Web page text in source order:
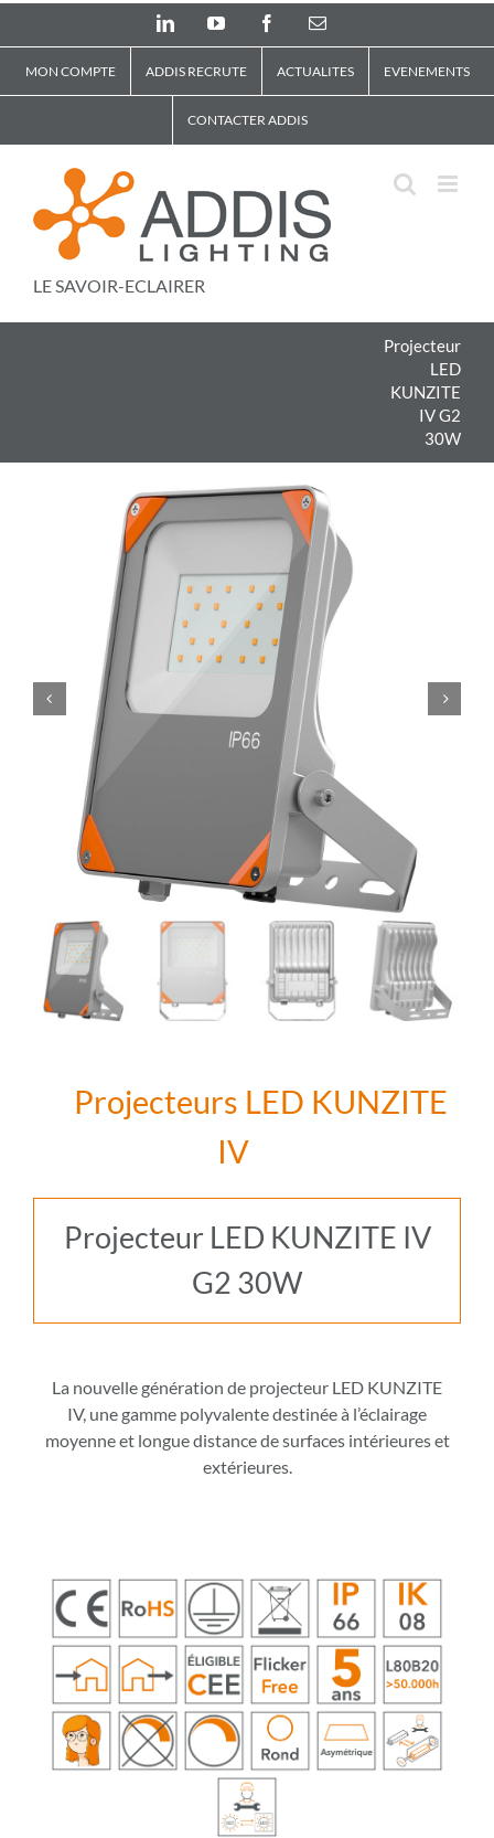
LinkedInYouTube FacebookEmail
MON COMPTE ADDIS RECRUTE ACTUALITES EVENEMENTS
CONTACTER ADDIS
LE SAVOIR-ECLAIRER
Projecteur
LED
KUNZITE
IV G2
30W
Projecteurs LED KUNZITE
IV
Projecteur LED KUNZITE IV
G2 30W
La nouvelle génération de projecteur LED KUNZITE
IV, une gamme polyvalente destinée à l’éclairage
moyenne et longue distance de surfaces intérieures et
extérieures.